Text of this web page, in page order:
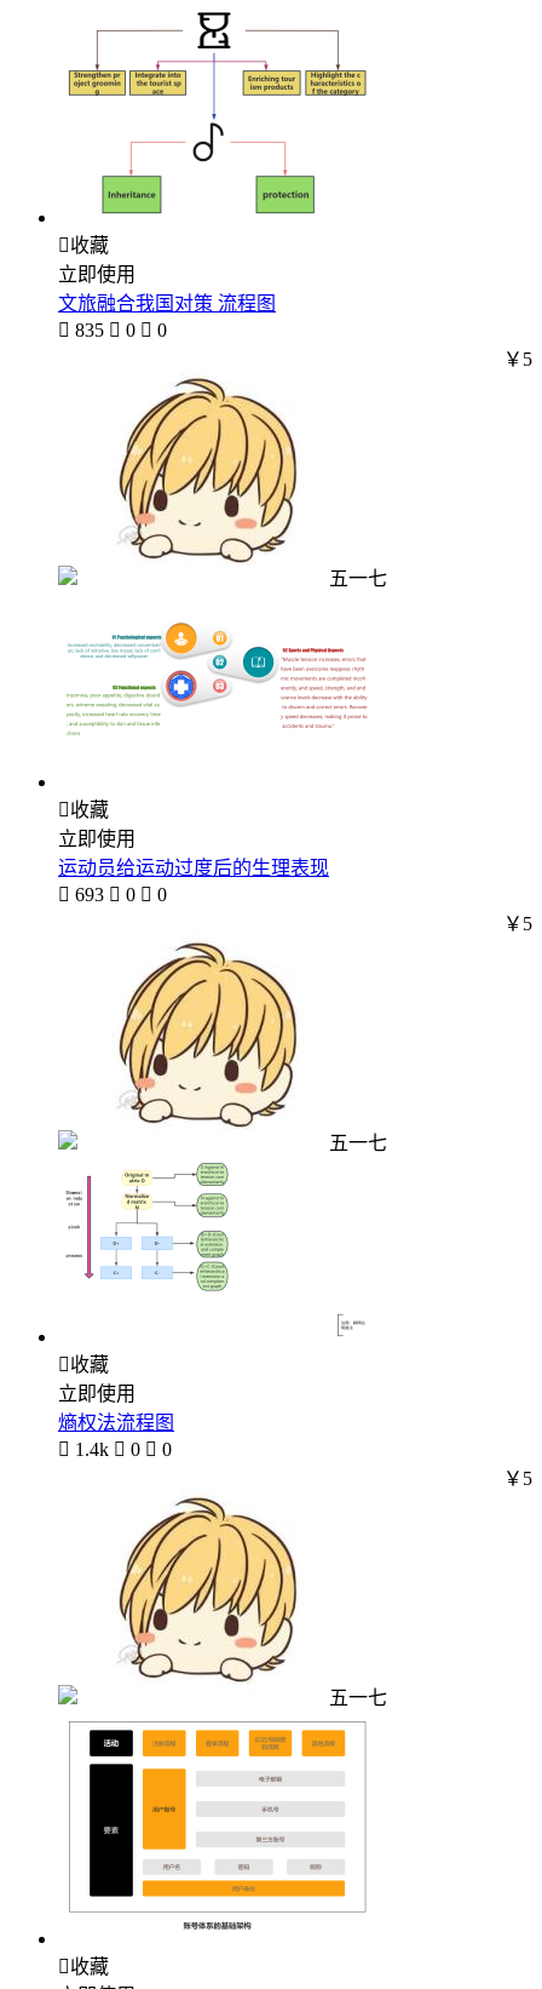
收藏
立即使用
文旅融合我国对策 流程图
 835  0  0
五一七
￥5
收藏
立即使用
运动员给运动过度后的生理表现
 693  0  0
五一七
￥5
收藏
立即使用
熵权法流程图
 1.4k  0  0
五一七
￥5
收藏